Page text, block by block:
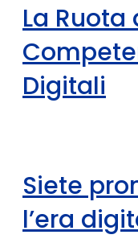
La Ruota
Digitali
Siete
l’era